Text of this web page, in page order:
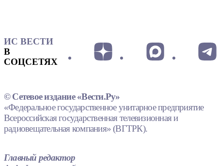
ИС ВЕСТИ
В
СОЦСЕТЯХ
© Сетевое издание «Вести.Ру»
«Федеральное государственное унитарное предприятие
Всероссийская государственная телевизионная и
радиовещательная компания» (ВГТРК).
Главный редактор